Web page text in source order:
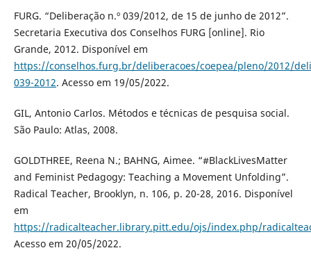
FURG. “Deliberação n.º 039/2012, de 15 de junho de 2012”.
Secretaria Executiva dos Conselhos FURG [online]. Rio
Grande, 2012. Disponível em
https://conselhos.furg.br/deliberacoes/coepea/pleno/2012/
039-2012. Acesso em 19/05/2022.
GIL, Antonio Carlos. Métodos e técnicas de pesquisa social.
São Paulo: Atlas, 2008.
GOLDTHREE, Reena N.; BAHNG, Aimee. “#BlackLivesMatter
and Feminist Pedagogy: Teaching a Movement Unfolding”.
Radical Teacher, Brooklyn, n. 106, p. 20-28, 2016. Disponível
em
https://radicalteacher.library.pitt.edu/ojs/index.php/
Acesso em 20/05/2022.